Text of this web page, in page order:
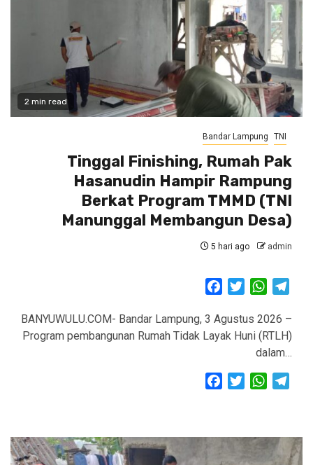
2 min read
Bandar Lampung TNI
Tinggal Finishing, Rumah Pak
Hasanudin Hampir Rampung
Berkat Program TMMD (TNI
Manunggal Membangun Desa)
5 hari ago admin
FacebookTwitter
BANYUWULU.COM- Bandar Lampung, 3 Agustus 2026 –
Program pembangunan Rumah Tidak Layak Huni (RTLH)
dalam…
FacebookTwitter